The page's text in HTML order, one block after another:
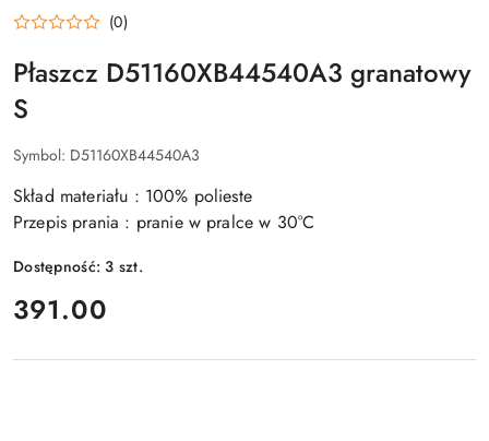
(0)
Płaszcz D51160XB44540A3 granatowy
S
Symbol: D51160XB44540A3
Skład materiału : 100% polieste
Przepis prania : pranie w pralce w 30°C
Dostępność:3 szt.
cena:
391.00